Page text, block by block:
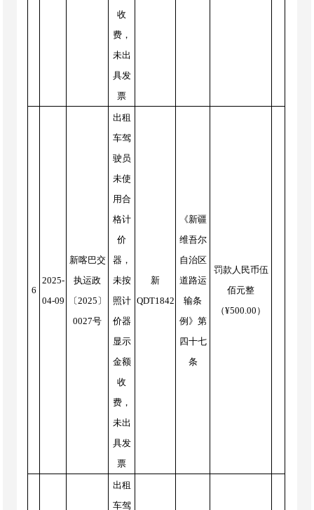
收
费，
未出
具发
票
6
2025-
04-09
新喀巴交
执运政
〔2025〕
0027号
出租
车驾
驶员
未使
用合
格计
价
器，
未按
照计
价器
显示
金额
收
费，
未出
具发
票
新
QDT1842
《新疆
维吾尔
自治区
道路运
输条
例》第
四十七
条
罚款人民币伍
佰元整
（¥500.00）
出租
车驾